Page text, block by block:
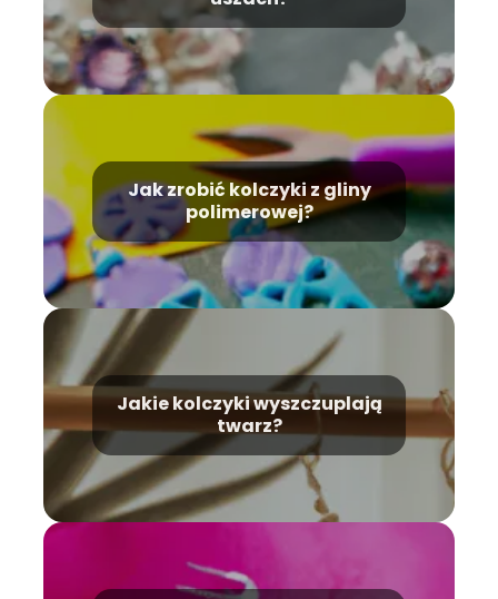
Jak zrobić kolczyki z gliny
polimerowej?
Jakie kolczyki wyszczuplają
twarz?